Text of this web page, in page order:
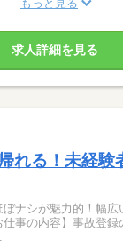
もっと見る
求人詳細を見る
れる！未経験
ナシが魅力的！幅広
の内容】事故登録